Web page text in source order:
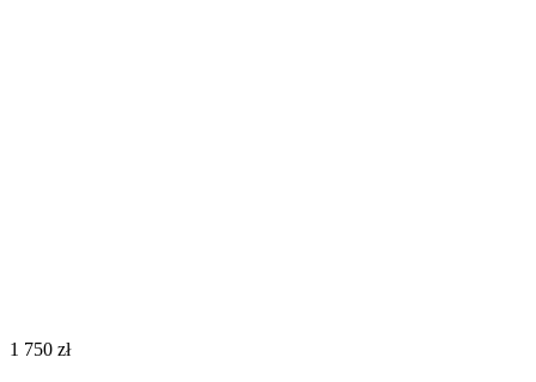
‍1 750‍ zł